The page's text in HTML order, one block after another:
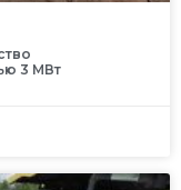
3 МВт